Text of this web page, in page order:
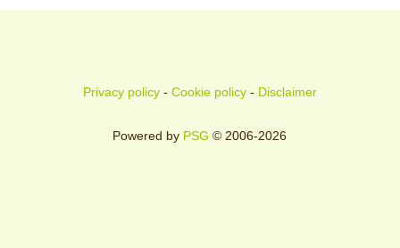
Privacy policy- Cookie policy- Disclaimer
Powered by PSG © 2006-2026